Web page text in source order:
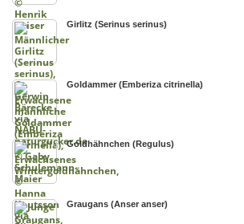
Girlitz (Serinus serinus)
Goldammer (Emberiza citrinella)
Goldhähnchen (Regulus)
Graugans (Anser anser)